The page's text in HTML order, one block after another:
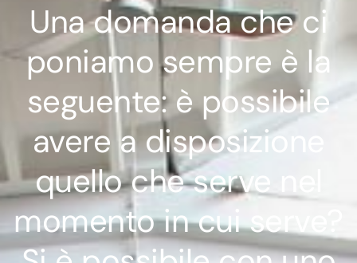
Una domanda che ci
poniamo sempre è la
seguente: è possibile
avere a disposizione
quello che serve nel
momento in cui serve?